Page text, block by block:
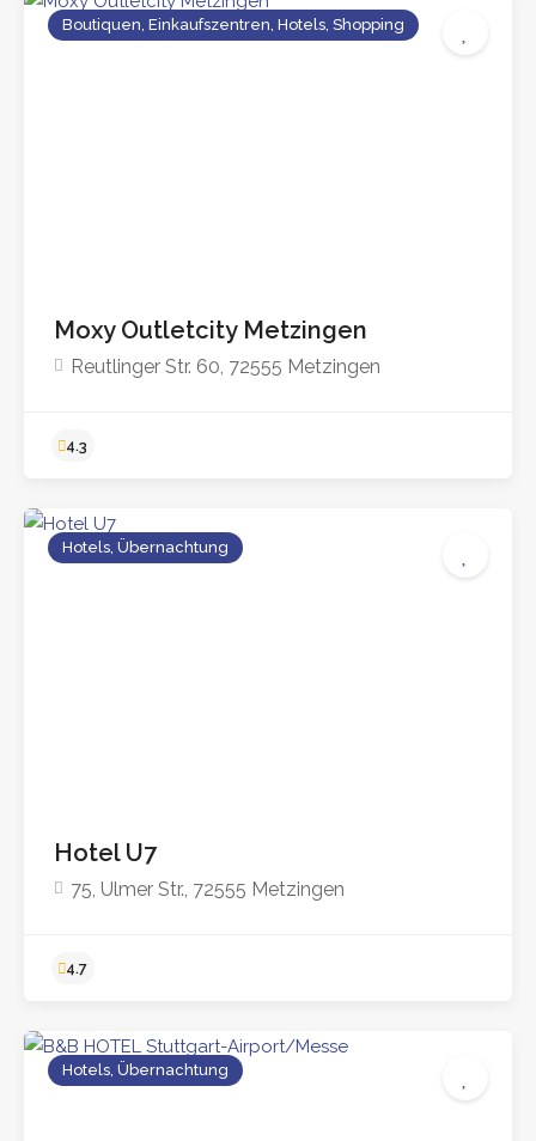
4.2
Boutiquen, Einkaufszentren, Hotels, Shopping
Moxy Outletcity Metzingen
Reutlinger Str. 60, 72555 Metzingen
Hotels, Übernachtung
Hotel U7
75, Ulmer Str., 72555 Metzingen
Hotels, Übernachtung